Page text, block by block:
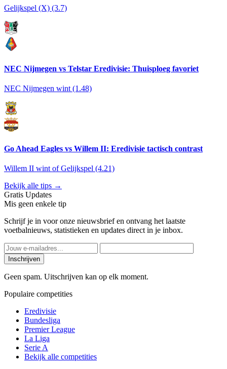
Gelijkspel (X) (3.7)
NEC Nijmegen vs Telstar Eredivisie: Thuisploeg favoriet
NEC Nijmegen wint (1.48)
Go Ahead Eagles vs Willem II: Eredivisie tactisch contrast
Willem II wint of Gelijkspel (4.21)
Bekijk alle tips →
Gratis Updates
Mis geen enkele tip
Schrijf je in voor onze nieuwsbrief en ontvang het laatste
voetbalnieuws, statistieken en updates direct in je inbox.
Inschrijven
Geen spam. Uitschrijven kan op elk moment.
Populaire competities
Eredivisie
Bundesliga
Premier League
La Liga
Serie A
Bekijk alle competities